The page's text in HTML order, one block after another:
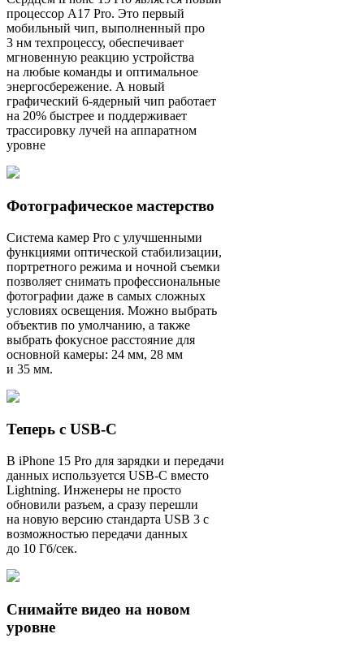
процессор A17 Pro. Это первый
мобильный чип, выполненный про
3 нм техпроцессу, обеспечивает
мгновенную реакцию устройства
на любые команды и оптимальное
энергосбережение. А новый
графический 6-ядерный чип работает
на 20% быстрее и поддерживает
трассировку лучей на аппаратном
уровне
Фотографическое мастерство
Система камер Pro с улучшенными
функциями оптической стабилизации,
портретного режима и ночной съемки
позволяет снимать профессиональные
фотографии даже в самых сложных
условиях освещения. Можно выбрать
объектив по умолчанию, а также
выбрать фокусное расстояние для
основной камеры: 24 мм, 28 мм
и 35 мм.
Теперь с USB-C
В iPhone 15 Pro для зарядки и передачи
данных используется USB-C вместо
Lightning. Инженеры не просто
обновили разъем, а сразу перешли
на новую версию стандарта USB 3 с
возможностью передачи данных
до 10 Гб/сек.
Снимайте видео на новом
уровне